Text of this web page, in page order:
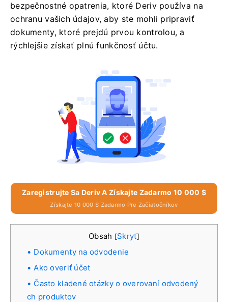
bezpečnostné opatrenia, ktoré Deriv používa na
ochranu vašich údajov, aby ste mohli pripraviť
dokumenty, ktoré prejdú prvou kontrolou, a
rýchlejšie získať plnú funkčnosť účtu.
Zaregistrujte Sa Deriv A Získajte Zadarmo 10 000 $
Získajte 10 000 $ Zadarmo Pre Začiatočníkov
Obsah [Skryť]
Dokumenty na odvodenie
Ako overiť účet
Často kladené otázky o overovaní odvodený
ch produktov